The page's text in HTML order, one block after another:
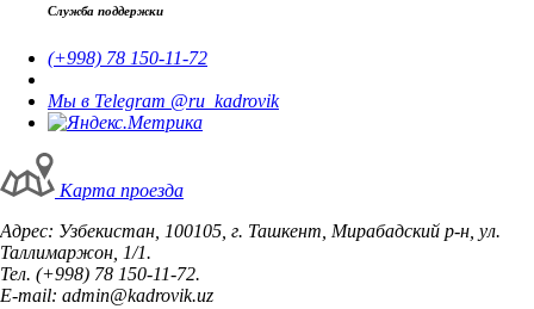
Служба поддержки
(+998) 78 150-11-72
Мы в Telegram @ru_kadrovik
Карта проезда
Адрес: Узбекистан, 100105, г. Ташкент, Мирабадский р-н, ул.
Таллимаржон, 1/1.
Тел. (+998) 78 150-11-72.
E-mail: admin@kadrovik.uz